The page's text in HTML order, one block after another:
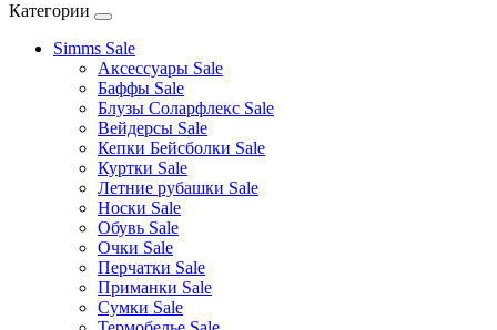
Категории
Simms Sale
Аксессуары Sale
Баффы Sale
Блузы Соларфлекс Sale
Вейдерсы Sale
Кепки Бейсболки Sale
Куртки Sale
Летние рубашки Sale
Носки Sale
Обувь Sale
Очки Sale
Перчатки Sale
Приманки Sale
Сумки Sale